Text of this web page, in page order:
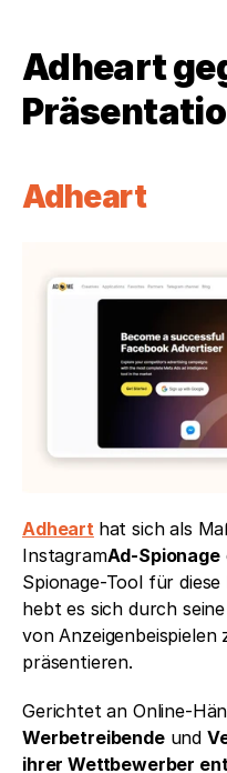
Adheart
Adheart
Adheart hat sich als
InstagramAd-Spionage
Spionage-Tool für
hebt es sich durch
von Anzeigenbeispielen
präsentieren.
Gerichtet an Online-
Werbetreibende und
ihrer Wettbewerber